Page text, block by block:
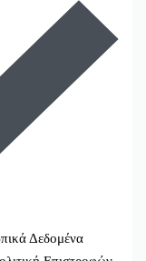
Δεδομένα